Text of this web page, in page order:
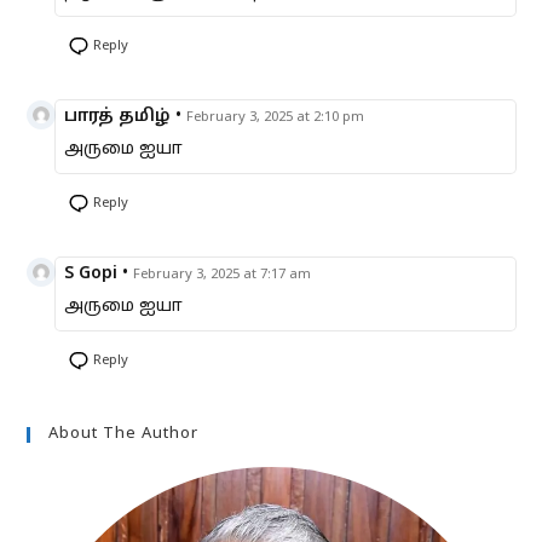
Reply
பாரத் தமிழ் • February 3, 2025 at 2:10 pm
அருமை ஐயா
Reply
S Gopi • February 3, 2025 at 7:17 am
அருமை ஐயா
Reply
About The Author